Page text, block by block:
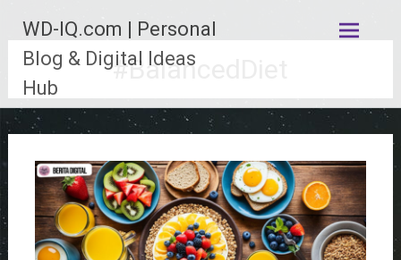
konten
WD-IQ.com | Personal
Blog & Digital Ideas
Hub
#BalancedDiet